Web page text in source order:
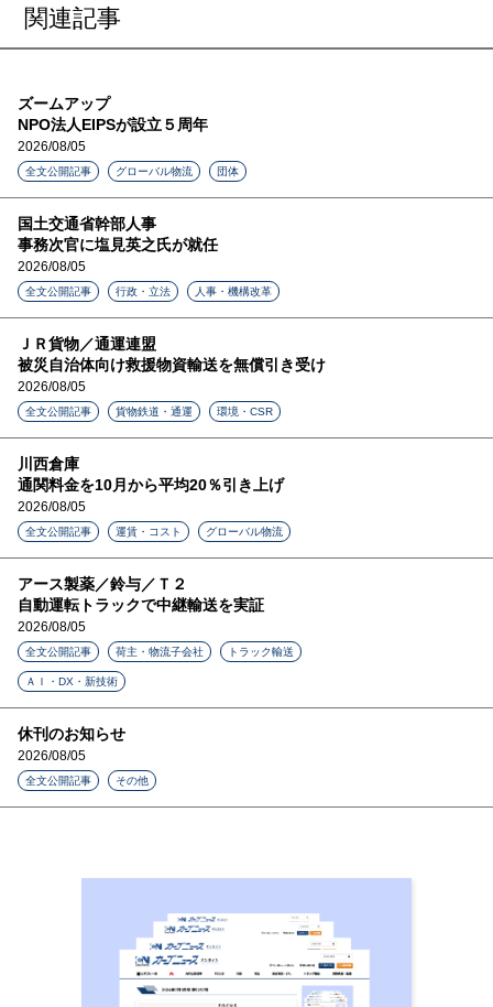
関連記事
ズームアップ
NPO法人EIPSが設立５周年
2026/08/05
全文公開記事 グローバル物流 団体
国土交通省幹部人事
事務次官に塩見英之氏が就任
2026/08/05
全文公開記事 行政・立法 人事・機構改革
ＪＲ貨物／通運連盟
被災自治体向け救援物資輸送を無償引き受け
2026/08/05
全文公開記事 貨物鉄道・通運 環境・CSR
川西倉庫
通関料金を10月から平均20％引き上げ
2026/08/05
全文公開記事 運賃・コスト グローバル物流
アース製薬／鈴与／Ｔ２
自動運転トラックで中継輸送を実証
2026/08/05
全文公開記事 荷主・物流子会社 トラック輸送
ＡＩ・DX・新技術
休刊のお知らせ
2026/08/05
全文公開記事 その他